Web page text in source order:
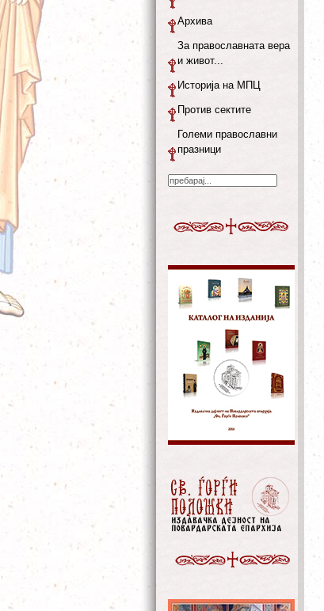
Архива
За православната вера
и живот...
Историја на МПЦ
Против сектите
Големи православни
празници